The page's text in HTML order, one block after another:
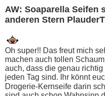
AW: Soaparella Seifen
anderen Stern
Oh super!! Das freut mich
machen auch tollen
auch, dass die genau
jeden Tag sind. Ihr könnt
Drogerie-Kernseife darin